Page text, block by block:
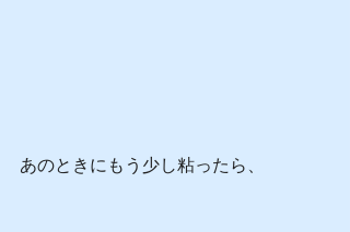
あのときにもう少し粘ったら、